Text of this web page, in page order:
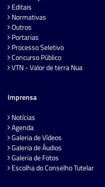
Editais
Normativas
Outros
Portarias
Processo Seletivo
Concurso Público
VTN - Valor de terra Nua
Imprensa
Notícias
Agenda
Galeria de Vídeos
Galeria de Áudios
Galeria de Fotos
Escolha do Conselho Tutelar